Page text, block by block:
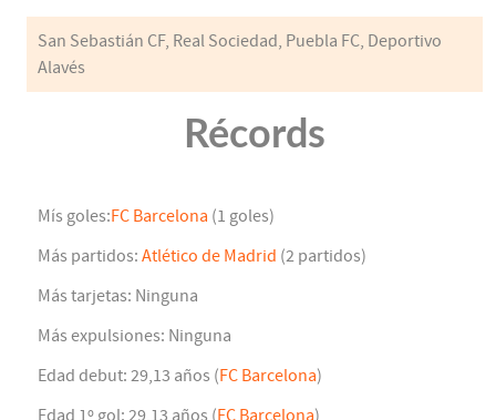
San Sebastián CF, Real Sociedad, Puebla FC, Deportivo
Alavés
Récords
Mís goles:FC Barcelona (1 goles)
Más partidos: Atlético de Madrid (2 partidos)
Más tarjetas: Ninguna
Más expulsiones: Ninguna
Edad debut: 29,13 años (FC Barcelona)
Edad 1º gol: 29,13 años (FC Barcelona)